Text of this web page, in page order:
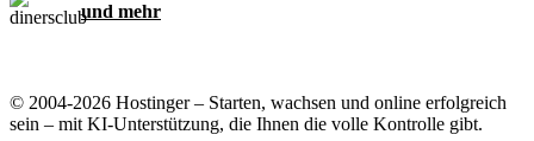
und mehr
© 2004-2026 Hostinger – Starten, wachsen und online erfolgreich
sein – mit KI-Unterstützung, die Ihnen die volle Kontrolle gibt.